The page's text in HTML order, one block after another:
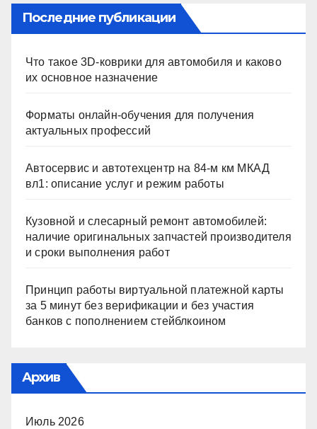
Последние публикации
Что такое 3D-коврики для автомобиля и каково
их основное назначение
Форматы онлайн-обучения для получения
актуальных профессий
Автосервис и автотехцентр на 84-м км МКАД
вл1: описание услуг и режим работы
Кузовной и слесарный ремонт автомобилей:
наличие оригинальных запчастей производителя
и сроки выполнения работ
Принцип работы виртуальной платежной карты
за 5 минут без верификации и без участия
банков с пополнением стейблкоином
Архив
Июль 2026